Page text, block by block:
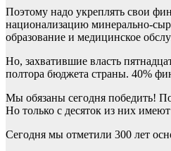
Поэтому надо укреплять свои
национализацию минерально-
образование и медицинское
Но, захватившие власть
полтора бюджета страны. 40%
Мы обязаны сегодня победить!
Но только с десяток из них
Сегодня мы отметили 300 лет